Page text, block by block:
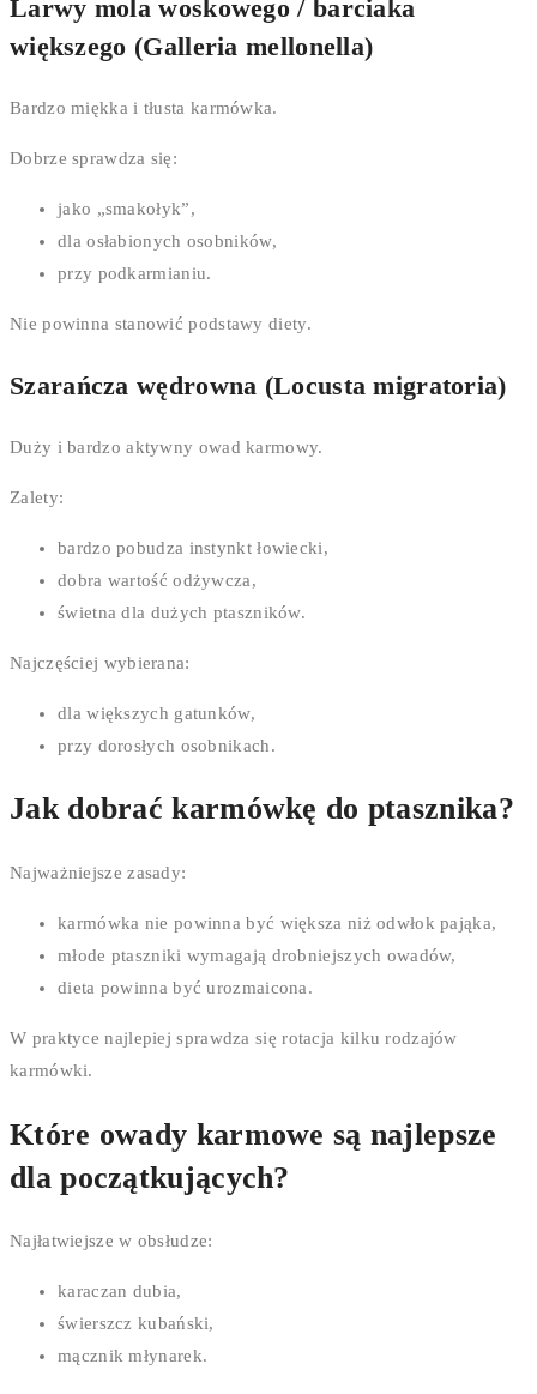
Larwy mola woskowego / barciaka
większego (Galleria mellonella)
Bardzo miękka i tłusta karmówka.
Dobrze sprawdza się:
jako „smakołyk”,
dla osłabionych osobników,
przy podkarmianiu.
Nie powinna stanowić podstawy diety.
Szarańcza wędrowna (Locusta migratoria)
Duży i bardzo aktywny owad karmowy.
Zalety:
bardzo pobudza instynkt łowiecki,
dobra wartość odżywcza,
świetna dla dużych ptaszników.
Najczęściej wybierana:
dla większych gatunków,
przy dorosłych osobnikach.
Jak dobrać karmówkę do ptasznika?
Najważniejsze zasady:
karmówka nie powinna być większa niż odwłok pająka,
młode ptaszniki wymagają drobniejszych owadów,
dieta powinna być urozmaicona.
W praktyce najlepiej sprawdza się rotacja kilku rodzajów
karmówki.
Które owady karmowe są najlepsze
dla początkujących?
Najłatwiejsze w obsłudze:
karaczan dubia,
świerszcz kubański,
mącznik młynarek.